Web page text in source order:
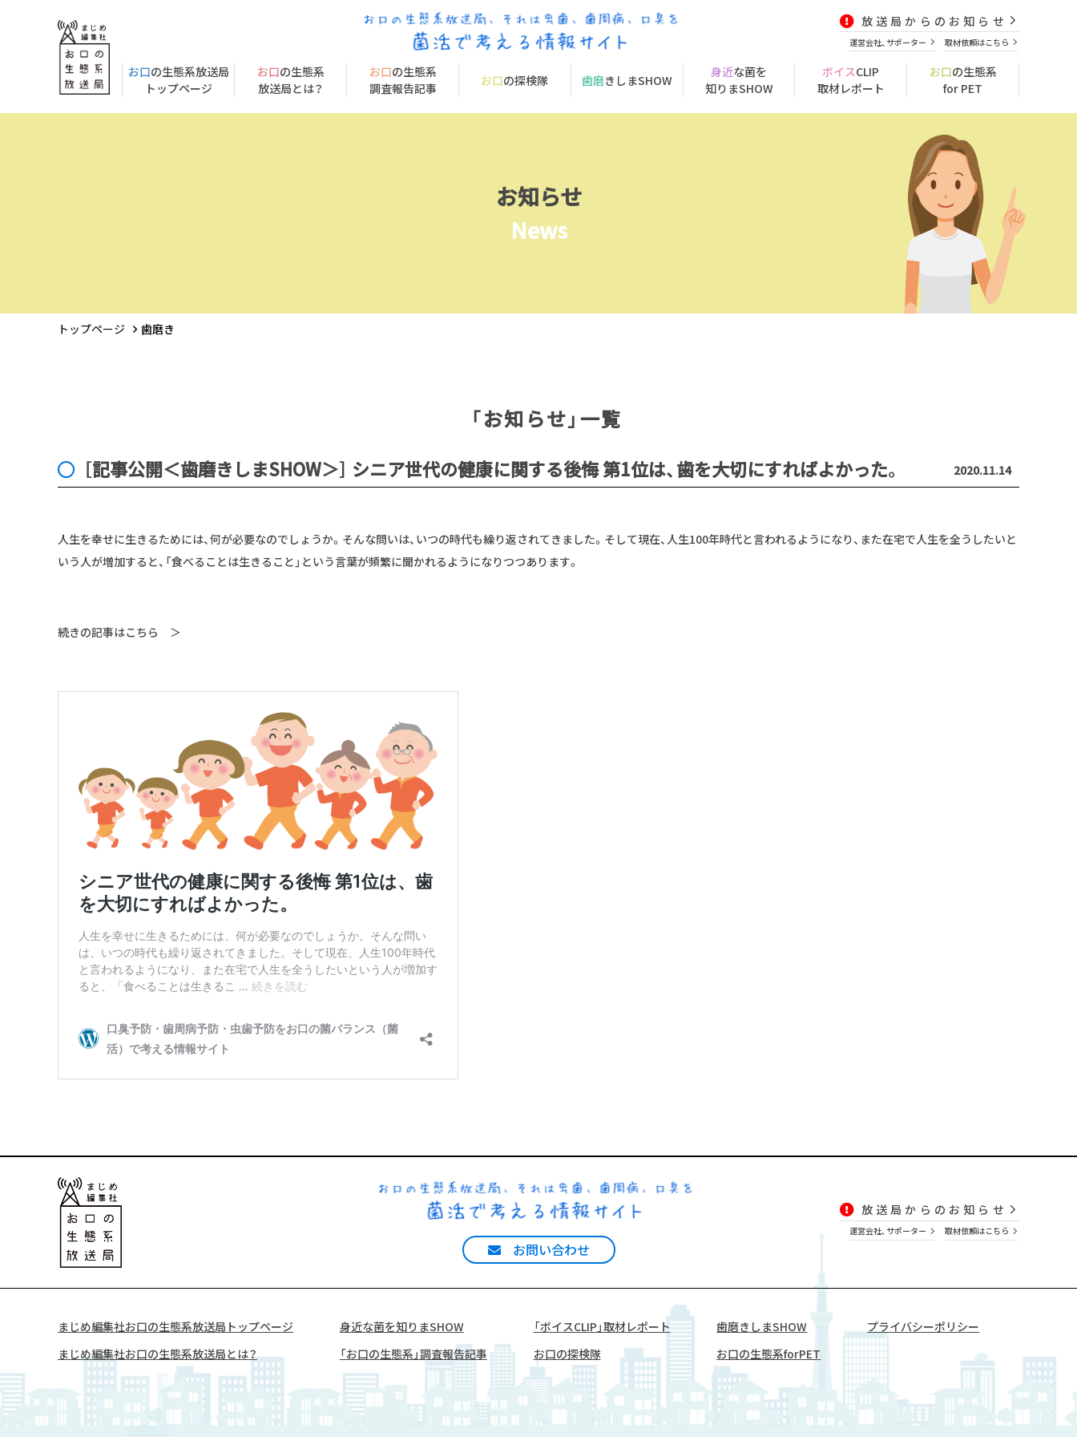
放送局からのお知らせ
運営会社、サポーター 取材依頼はこちら
お口の生態系放送局
トップページ
お口の生態系
放送局とは？
お口の生態系
調査報告記事
お口の探検隊 歯磨きしまSHOW
身近な菌を
知りまSHOW
ボイスCLIP
取材レポート
お口の生態系
for PET
お知らせ
News
トップページ 歯磨き
「お知らせ」一覧
［記事公開＜歯磨きしまSHOW＞］ シニア世代の健康に関する後悔 第1位は、歯を大切にすればよかった。 2020.11.14
人生を幸せに生きるためには、何が必要なのでしょうか。そんな問いは、いつの時代も繰り返されてきました。そして現在、人生100年時代と言われるようになり、また在宅で人生を全うしたいと
いう人が増加すると、「食べることは生きること」という言葉が頻繁に聞かれるようになりつつあります。
続きの記事はこちら ＞
お問い合わせ
放送局からのお知らせ
運営会社、サポーター 取材依頼はこちら
まじめ編集社お口の生態系放送局 トップページ
まじめ編集社お口の生態系放送局とは？
身近な菌を知りまSHOW
「お口の生態系」調査報告記事
「ボイスCLIP」取材レポート
お口の探検隊
歯磨きしまSHOW
お口の生態系forPET
プライバシーポリシー